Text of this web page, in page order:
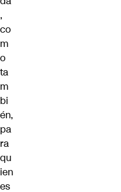
,
co
m
o
ta
m
bi
én,
pa
ra
qu
ien
es